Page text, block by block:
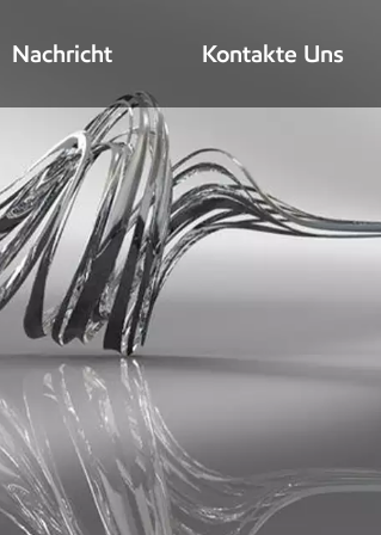
Nachricht Kontakte Uns